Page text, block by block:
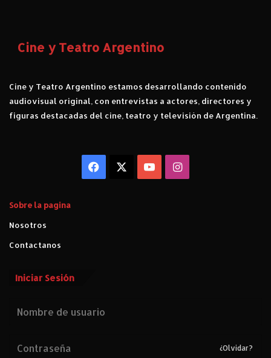
Cine y Teatro Argentino
Cine y Teatro Argentino estamos desarrollando contenido
audiovisual original, con entrevistas a actores, directores y
figuras destacadas del cine, teatro y televisión de Argentina.
Facebook YouTubeInstagram
Sobre la pagina
Nosotros
Contactanos
Iniciar Sesión
¿Olvidar?